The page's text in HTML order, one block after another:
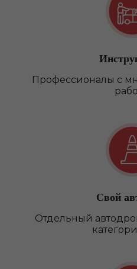
Профессионалы с
Свой
Отдельный